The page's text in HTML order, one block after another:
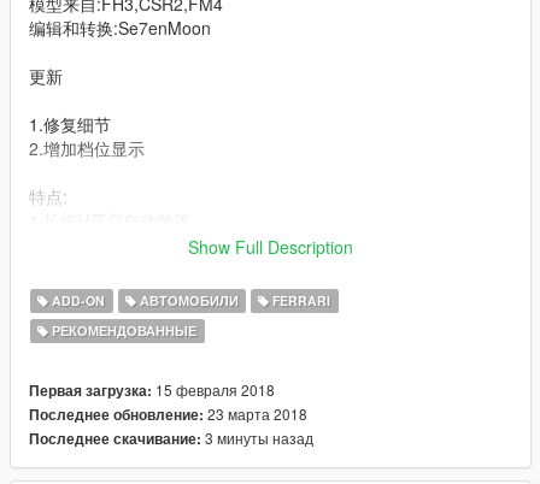
编辑和转换:Se7enMoon
更新
1.修复细节
2.增加档位显示
特点:
4.随机出现的车牌
----------------------------------------------------------------------
hubcolor----卡钳颜色
--------------------------------------------------------------------------------
Show Full Description
ADD-ON АВТОМОБИЛИ
FERRARI
РЕКОМЕНДОВАННЫЕ
Первая загрузка: 15 февраля 2018
Последнее обновление: 23 марта 2018
Последнее скачивание: 3 минуты назад